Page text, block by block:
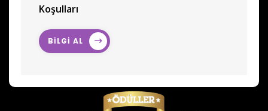
Koşulları
BİLGİ AL